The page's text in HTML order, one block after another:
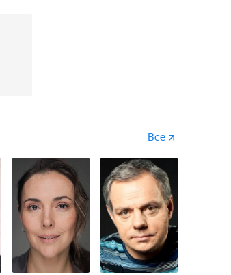
Все